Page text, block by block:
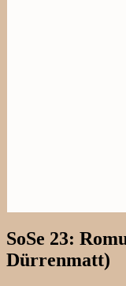
SoSe 23:
Dürrenmatt)